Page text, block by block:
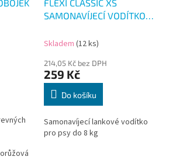
FLEXI CLASSIC XS
SAMONAVÍJECÍ VODÍTKO
Skladem (12 ks)
214,05 Kč bez DPH
259 Kč
Do košíku
Samonavíjecí lankové vodítko
pro psy do 8 kg